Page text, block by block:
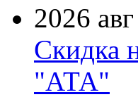
2026
Скидка
"АТА"